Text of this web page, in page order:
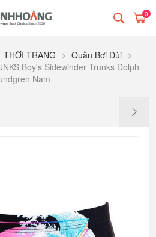
0
THỜI TRANG
Quần Bơi Đùi
Boy's Sidewinder Trunks Dolph
Nam